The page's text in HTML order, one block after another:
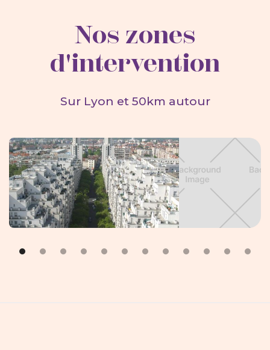
Nos zones
d'intervention
Sur Lyon et 50km autour
Villeurbanne